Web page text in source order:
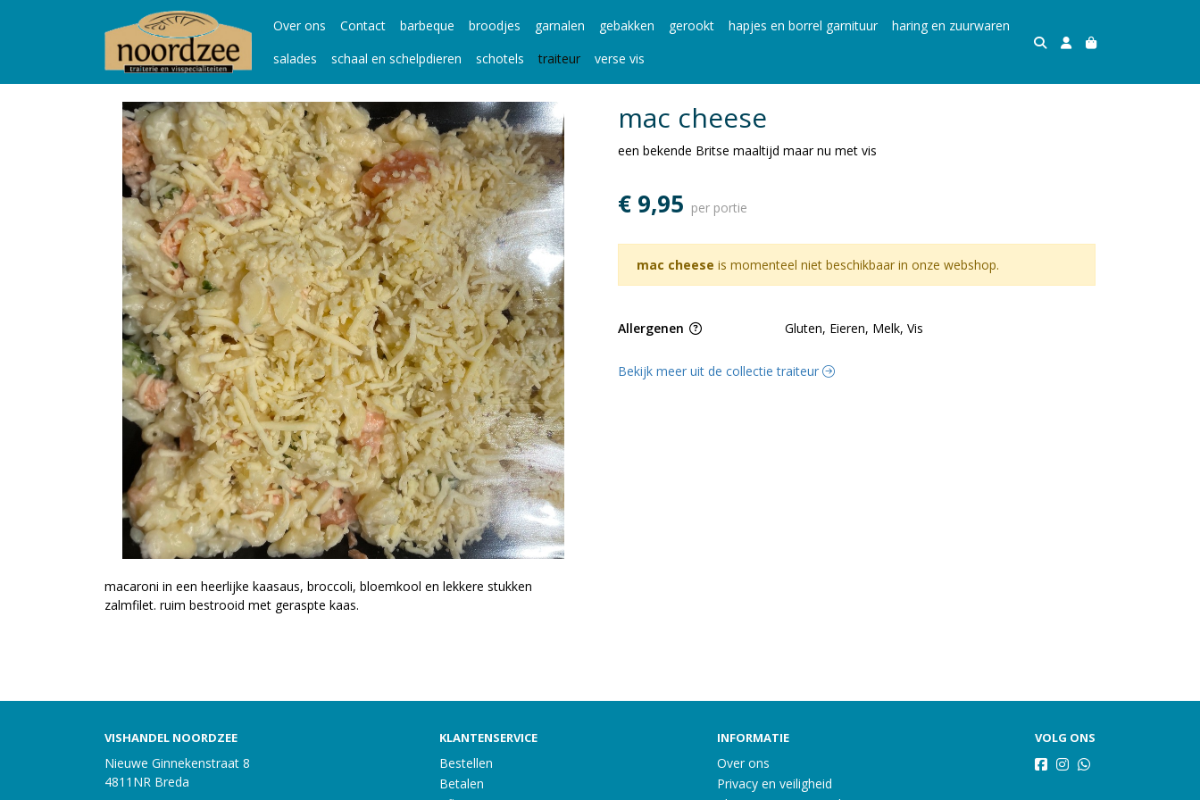
Over ons Contact barbeque broodjes garnalen gebakken gerookt hapjes en borrel garnituur
haring en zuurwaren
salades
schaal en schelpdieren schotels traiteur verse vis
macaroni in een heerlijke kaasaus, broccoli, bloemkool en lekkere stukken
zalmfilet. ruim bestrooid met geraspte kaas.
mac cheese
een bekende Britse maaltijd maar nu met vis
€ 9,95 per portie
mac cheese is momenteel niet beschikbaar in onze webshop.
Allergenen Gluten, Eieren, Melk, Vis
Bekijk meer uit de collectie traiteur
VISHANDEL NOORDZEE
Nieuwe Ginnekenstraat 8
4811NR Breda
KLANTENSERVICE
Bestellen
Betalen
INFORMATIE
Over ons
Privacy en veiligheid
VOLG ONS